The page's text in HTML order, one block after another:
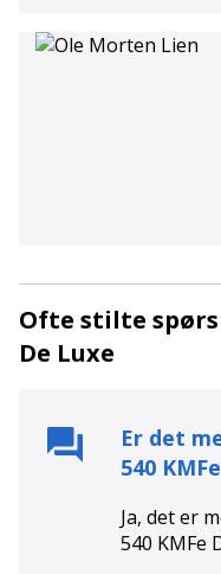
Ofte stilte
De Luxe
Er det
540
Ja, det er
540 KMFe